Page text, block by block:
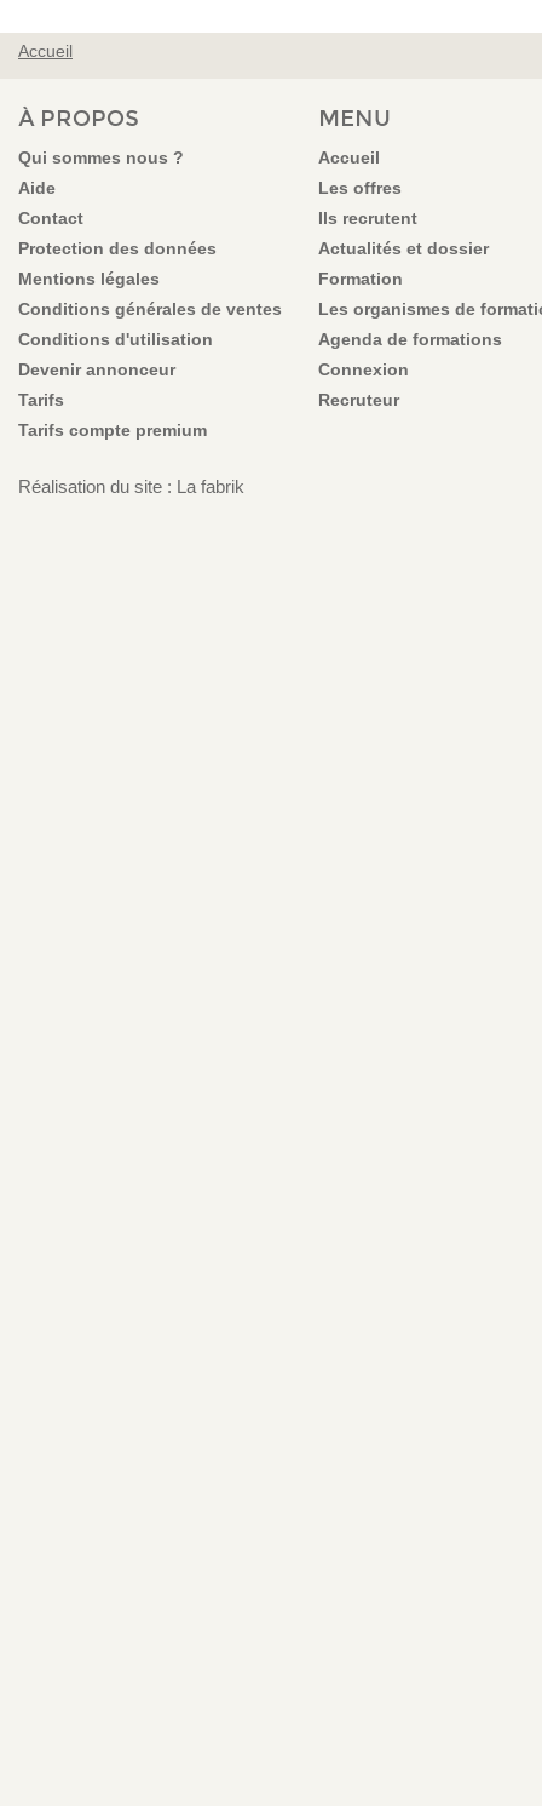
VOUS ÊTES ICI
Accueil
À PROPOS
Qui sommes nous ?
Aide
Contact
Protection des données
Mentions légales
Conditions générales de ventes
Conditions d'utilisation
Devenir annonceur
Tarifs
Tarifs compte premium
MENU
Accueil
Les offres
Ils recrutent
Actualités et dossier
Formation
Les organismes de
Agenda de formations
Connexion
Recruteur
Réalisation du site : La fabrik